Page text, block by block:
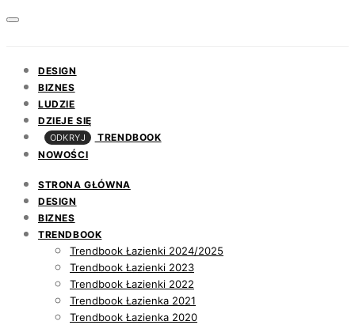
DESIGN
BIZNES
LUDZIE
DZIEJE SIĘ
ODKRYJ
TRENDBOOK
NOWOŚCI
STRONA GŁÓWNA
DESIGN
BIZNES
TRENDBOOK
Trendbook Łazienki 2024/2025
Trendbook Łazienki 2023
Trendbook Łazienki 2022
Trendbook Łazienka 2021
Trendbook Łazienka 2020